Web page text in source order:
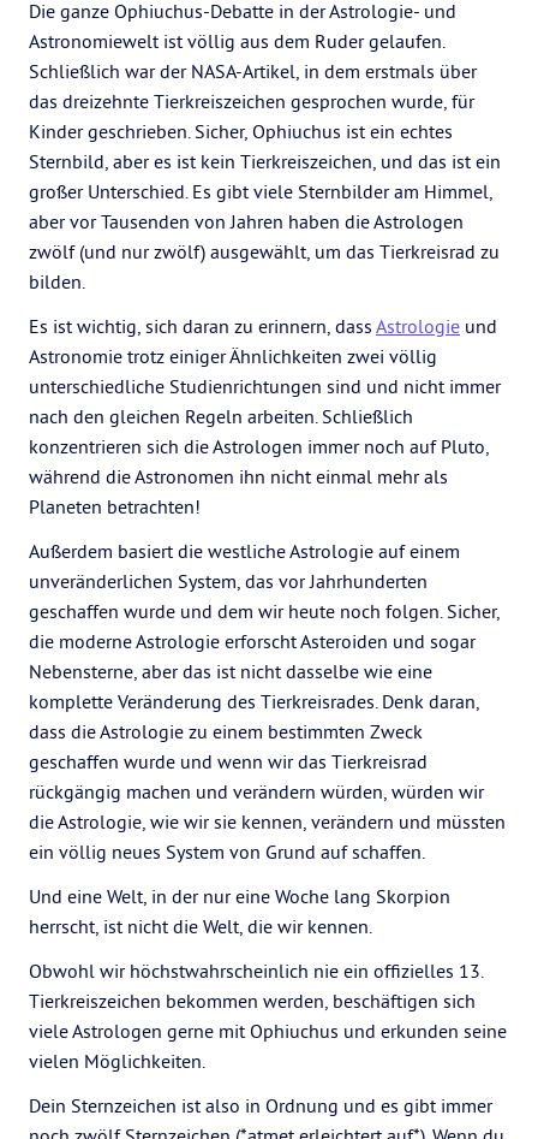
Die ganze Ophiuchus-Debatte in der Astrologie- und
Astronomiewelt ist völlig aus dem Ruder gelaufen.
Schließlich war der NASA-Artikel, in dem erstmals über
das dreizehnte Tierkreiszeichen gesprochen wurde, für
Kinder geschrieben. Sicher, Ophiuchus ist ein echtes
Sternbild, aber es ist kein Tierkreiszeichen, und das ist ein
großer Unterschied. Es gibt viele Sternbilder am Himmel,
aber vor Tausenden von Jahren haben die Astrologen
zwölf (und nur zwölf) ausgewählt, um das Tierkreisrad zu
bilden.
Es ist wichtig, sich daran zu erinnern, dass Astrologie und
Astronomie trotz einiger Ähnlichkeiten zwei völlig
unterschiedliche Studienrichtungen sind und nicht immer
nach den gleichen Regeln arbeiten. Schließlich
konzentrieren sich die Astrologen immer noch auf Pluto,
während die Astronomen ihn nicht einmal mehr als
Planeten betrachten!
Außerdem basiert die westliche Astrologie auf einem
unveränderlichen System, das vor Jahrhunderten
geschaffen wurde und dem wir heute noch folgen. Sicher,
die moderne Astrologie erforscht Asteroiden und sogar
Nebensterne, aber das ist nicht dasselbe wie eine
komplette Veränderung des Tierkreisrades. Denk daran,
dass die Astrologie zu einem bestimmten Zweck
geschaffen wurde und wenn wir das Tierkreisrad
rückgängig machen und verändern würden, würden wir
die Astrologie, wie wir sie kennen, verändern und müssten
ein völlig neues System von Grund auf schaffen.
Und eine Welt, in der nur eine Woche lang Skorpion
herrscht, ist nicht die Welt, die wir kennen.
Obwohl wir höchstwahrscheinlich nie ein offizielles 13.
Tierkreiszeichen bekommen werden, beschäftigen sich
viele Astrologen gerne mit Ophiuchus und erkunden seine
vielen Möglichkeiten.
Dein Sternzeichen ist also in Ordnung und es gibt immer